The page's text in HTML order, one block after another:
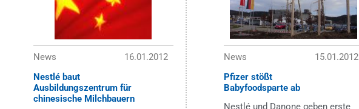
News
16.01.2012
Nestlé baut
Ausbildungszentrum für
chinesische Milchbauern
News
15.01.2012
Pfizer stößt
Babyfoodsparte ab
Nestlé und Danone geben erste